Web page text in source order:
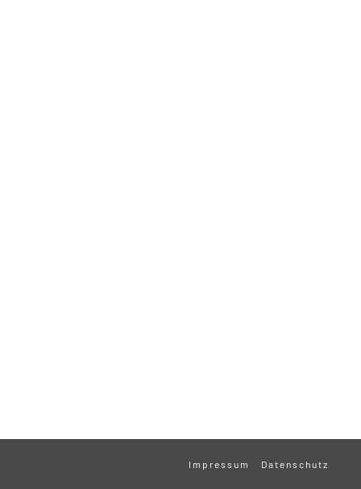
Impressum Datenschutz